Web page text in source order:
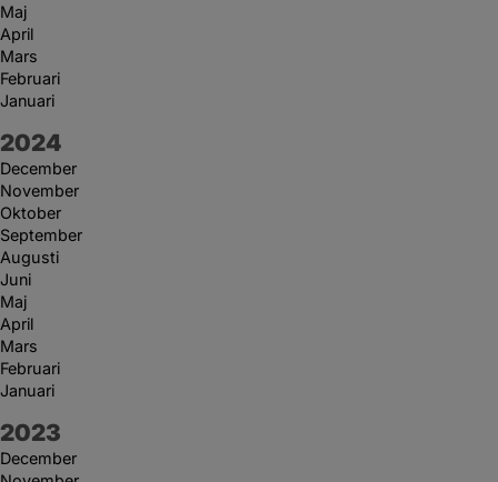
Maj
April
Mars
Februari
Januari
År:
2024
December
November
Oktober
September
Augusti
Juni
Maj
April
Mars
Februari
Januari
År:
2023
December